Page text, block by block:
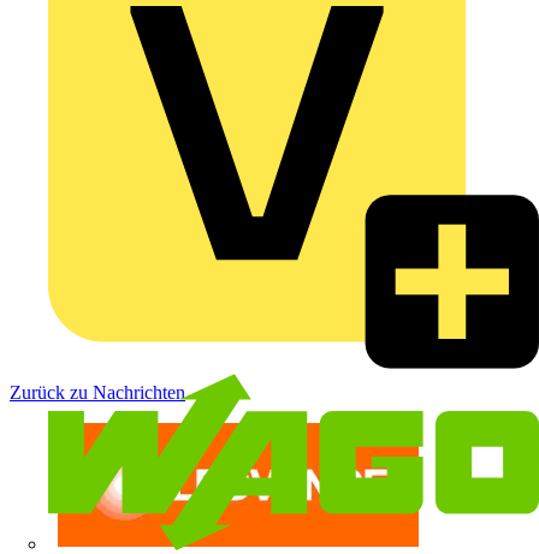
Zurück zu Nachrichten